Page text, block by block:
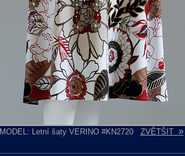
MODEL: Letní šaty VERINO #KN2720 ZVĚTŠIT »